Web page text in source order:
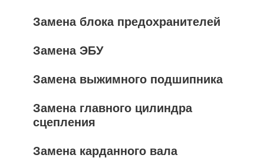
Замена блока предохранителей
Замена ЭБУ
Замена выжимного подшипника
Замена главного цилиндра
сцепления
Замена карданного вала